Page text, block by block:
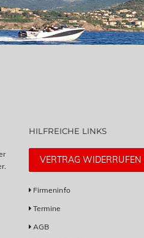
HILFREICHE LINKS
VERTRAG WIDERRUFEN
Firmeninfo
Termine
AGB